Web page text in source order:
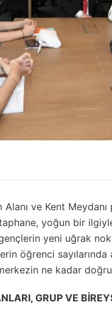
Alanı ve Kent
yoğun bir
yeni uğrak
öğrenci
ne kadar
GRUP VE